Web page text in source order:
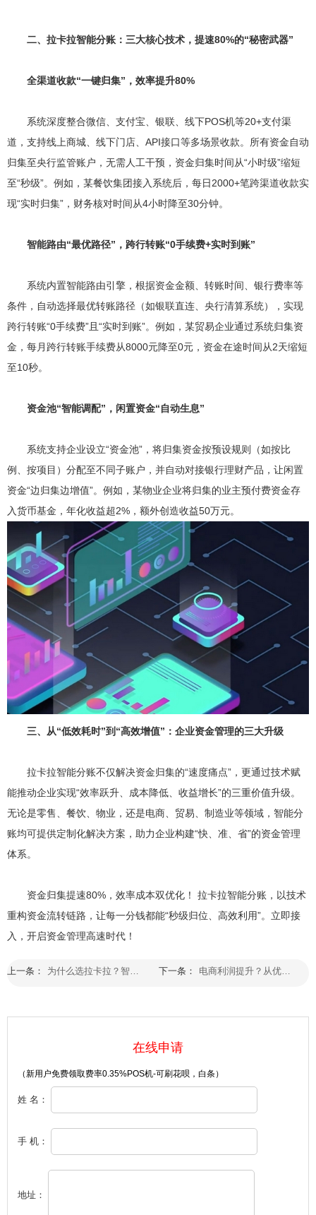
二、拉卡拉智能分账：三大核心技术，提速80%的“秘密武器”
全渠道收款“一键归集”，效率提升80%
系统深度整合微信、支付宝、银联、线下POS机等20+支付渠
道，支持线上商城、线下门店、API接口等多场景收款。所有资金自动
归集至央行监管账户，无需人工干预，资金归集时间从“小时级”缩短
至“秒级”。例如，某餐饮集团接入系统后，每日2000+笔跨渠道收款实
现“实时归集”，财务核对时间从4小时降至30分钟。
智能路由“最优路径”，跨行转账“0手续费+实时到账”
系统内置智能路由引擎，根据资金金额、转账时间、银行费率等
条件，自动选择最优转账路径（如银联直连、央行清算系统），实现
跨行转账“0手续费”且“实时到账”。例如，某贸易企业通过系统归集资
金，每月跨行转账手续费从8000元降至0元，资金在途时间从2天缩短
至10秒。
资金池“智能调配”，闲置资金“自动生息”
系统支持企业设立“资金池”，将归集资金按预设规则（如按比
例、按项目）分配至不同子账户，并自动对接银行理财产品，让闲置
资金“边归集边增值”。例如，某物业企业将归集的业主预付费资金存
入货币基金，年化收益超2%，额外创造收益50万元。
三、从“低效耗时”到“高效增值”：企业资金管理的三大升级
拉卡拉智能分账不仅解决资金归集的“速度痛点”，更通过技术赋
能推动企业实现“效率跃升、成本降低、收益增长”的三重价值升级。
无论是零售、餐饮、物业，还是电商、贸易、制造业等领域，智能分
账均可提供定制化解决方案，助力企业构建“快、准、省”的资金管理
体系。
资金归集提速80%，效率成本双优化！ 拉卡拉智能分账，以技术
重构资金流转链路，让每一分钱都能“秒级归位、高效利用”。立即接
入，开启资金管理高速时代！
上一条： 下一条：
在线申请
（新用户免费领取费率0.35%POS机-可刷花呗，白条）
姓 名：
手 机：
地址：